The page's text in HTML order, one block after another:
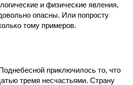
и физические явления,
опасны. Или попросту
тому примеров.
приключилось то, что
тремя несчастьями. Страну